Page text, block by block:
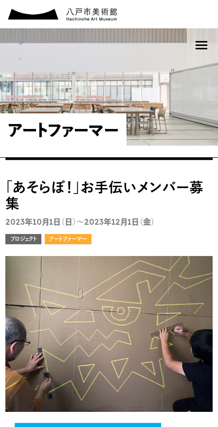
アートファーマー
「あそらぼ！」お手伝いメンバー募
集
2023年10月1日（日）～2023年12月1日（金）
プロジェクト アートファーマー